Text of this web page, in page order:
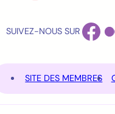
SUIVEZ-NOUS SUR
SITE DES MEMBRES